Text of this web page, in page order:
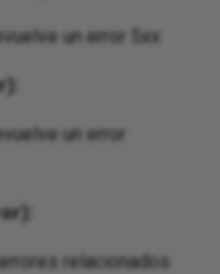
un error 5xx
un error
relacionados